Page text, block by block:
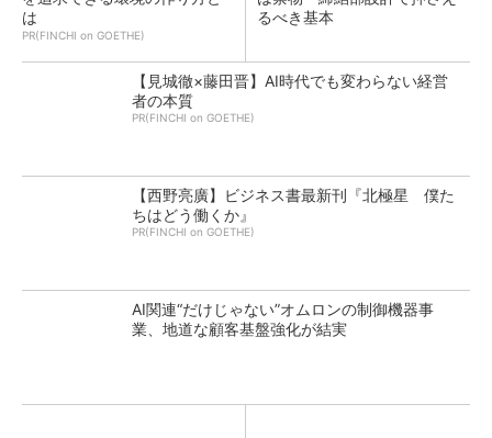
は
PR(FINCHI on GOETHE)
るべき基本
【見城徹×藤田晋】AI時代でも変わらない経営
者の本質
PR(FINCHI on GOETHE)
【西野亮廣】ビジネス書最新刊『北極星 僕た
ちはどう働くか』
PR(FINCHI on GOETHE)
AI関連“だけじゃない”オムロンの制御機器事
業、地道な顧客基盤強化が結実